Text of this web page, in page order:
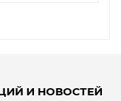
И НОВОСТЕЙ